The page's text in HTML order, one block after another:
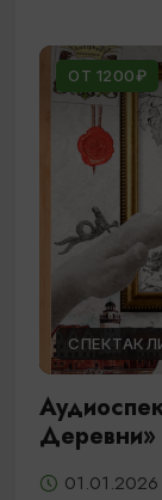
ОТ 1200₽
Деревни»